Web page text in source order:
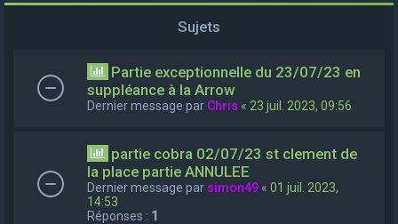
Sujets
Partie exceptionnelle du 23/07/23 en
suppléance à la Arrow
Dernier message par Chris « 23 juil. 2023, 09:56
partie cobra 02/07/23 st clement de
la place partie ANNULEE
Dernier message par simon49 « 01 juil. 2023,
14:53
Réponses : 1